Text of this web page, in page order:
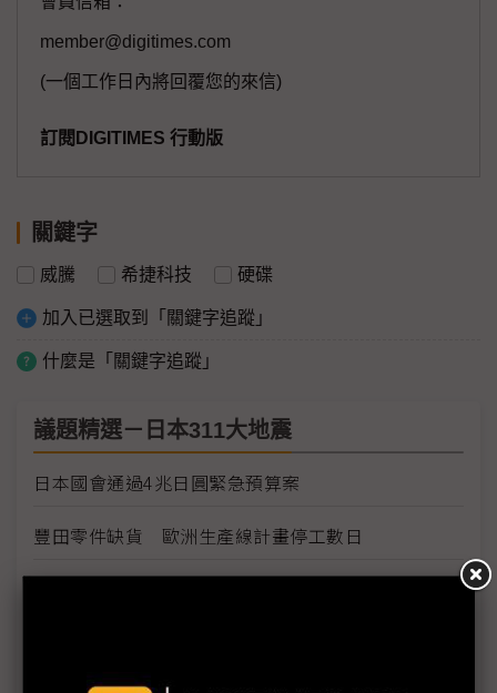
member@digitimes.com
(一個工作日內將回覆您的來信)
訂閱DIGITIMES 行動版
關鍵字
威騰 希捷科技 硬碟
加入已選取到「關鍵字追蹤」
什麼是「關鍵字追蹤」
議題精選－日本311大地震
日本國會通過4兆日圓緊急預算案
豐田零件缺貨 歐洲生產線計畫停工數日